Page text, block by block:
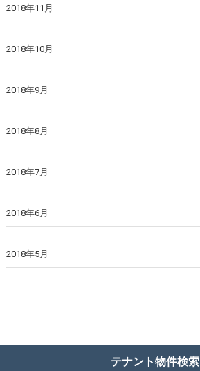
2018年11月
2018年10月
2018年9月
2018年8月
2018年7月
2018年6月
2018年5月
テナント物件検索